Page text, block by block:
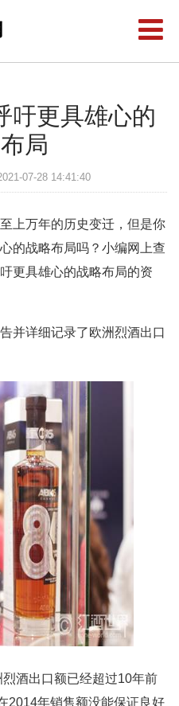
吁更具雄心的
局
07-28 14:41:40
上万年的历史变迁，但是你
的战略布局吗？小编网上查
更具雄心的战略布局的资
并详细记录了欧洲烈酒出口
酒出口额已经超过10年前
2014年销售额没能保证良好